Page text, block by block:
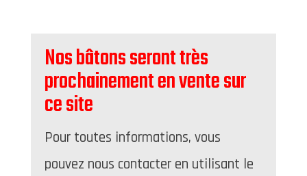
Nos bâtons seront très
prochainement en vente sur
ce site
Pour toutes informations, vous
pouvez nous contacter en utilisant le